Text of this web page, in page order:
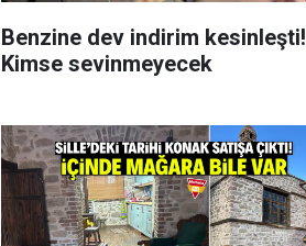
Benzine dev indirim kesinleşti!
Kimse sevinmeyecek